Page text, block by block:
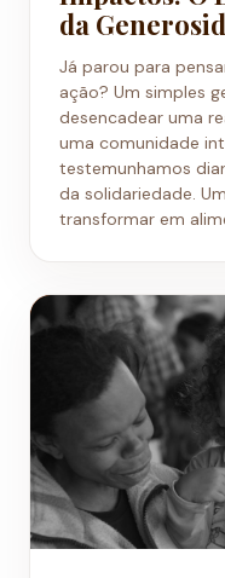
da
Já parou para
ação? Um simples
desencadear uma
uma comunidade
testemunhamos
da solidariedade.
transformar em